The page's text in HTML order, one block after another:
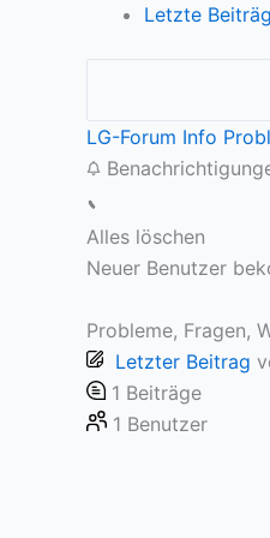
Letzte
LG-Forum Info
Alles löschen
Neuer Benutzer
Probleme, Fragen,
Letzter Beitrag
1 Beiträge
1 Benutzer